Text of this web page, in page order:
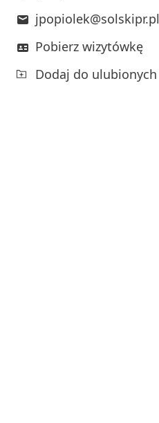
jpopiolek@solskipr.pl
Pobierz wizytówkę
Dodaj do ulubionych